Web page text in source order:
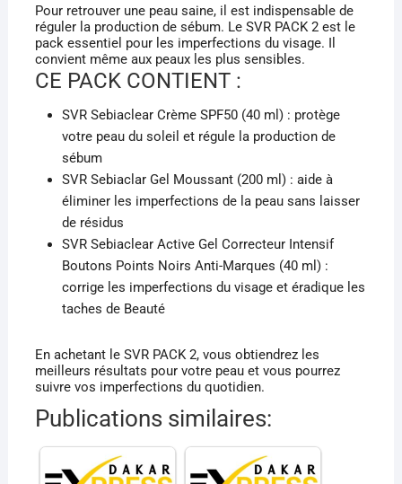
Pour retrouver une peau saine, il est indispensable de
réguler la production de sébum. Le SVR PACK 2 est le
pack essentiel pour les imperfections du visage. Il
convient même aux peaux les plus sensibles.
CE PACK CONTIENT :
SVR Sebiaclear Crème SPF50 (40 ml) : protège
votre peau du soleil et régule la production de
sébum
SVR Sebiaclar Gel Moussant (200 ml) : aide à
éliminer les imperfections de la peau sans laisser
de résidus
SVR Sebiaclear Active Gel Correcteur Intensif
Boutons Points Noirs Anti-Marques (40 ml) :
corrige les imperfections du visage et éradique les
taches de Beauté
En achetant le SVR PACK 2, vous obtiendrez les
meilleurs résultats pour votre peau et vous pourrez
suivre vos imperfections du quotidien.
Publications similaires: